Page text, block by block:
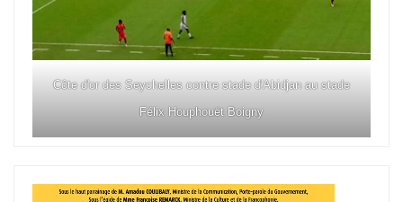
Côte d'or des Seychelles contre stade d'Abidjan au stade
Félix Houphouët Boigny